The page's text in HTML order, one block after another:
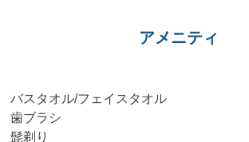
アメニティ
バスタオル/フェイスタオル
歯ブラシ
髭剃り